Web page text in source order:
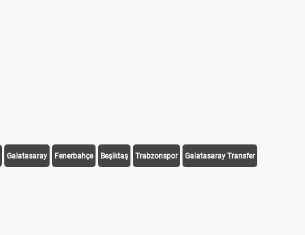
Galatasaray Fenerbahçe Beşiktaş Trabzonspor Galatasaray Transfer